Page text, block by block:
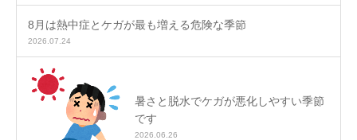
8月は熱中症とケガが最も増える危険な季節
2026.07.24
暑さと脱水でケガが悪化しやすい季節
です
2026.06.26